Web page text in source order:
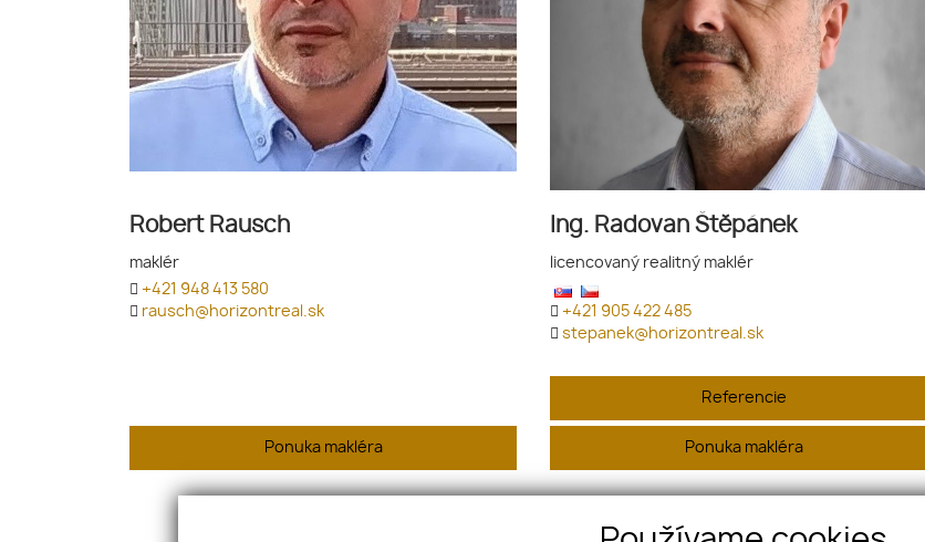
Robert Rausch
maklér
+421 948 413 580
rausch@horizontreal.sk
Ponuka makléra
Ing. Radovan Štěpánek
licencovaný realitný maklér
+421 905 422 485
stepanek@horizontreal.sk
Referencie
Ponuka makléra